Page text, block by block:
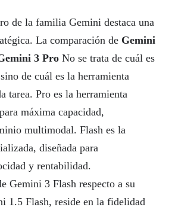
de la familia Gemini destaca una
La comparación de Gemini
3 Pro No se trata de cuál es
de cuál es la herramienta
tarea. Pro es la herramienta
máxima capacidad,
multimodal. Flash es la
diseñada para
y rentabilidad.
Gemini 3 Flash respecto a su
1.5 Flash, reside en la fidelidad